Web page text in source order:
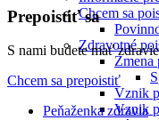
Chcem sa
Zdravotné
Zmena
Vznik
Vznik
Prepoistiť sa
S nami budete mať
Chcem sa prepoistiť
Peňaženka zdravia